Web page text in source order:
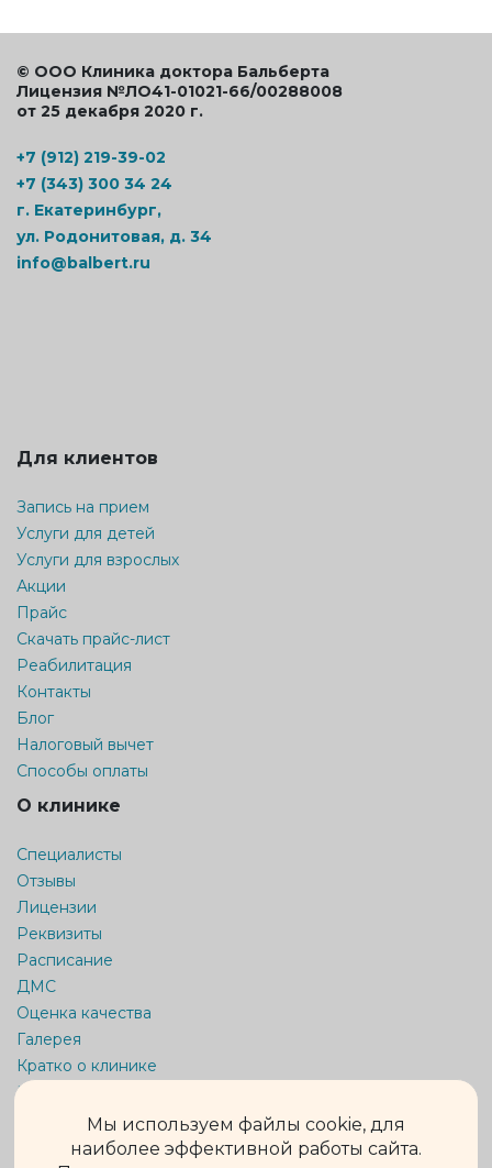
Мы используем файлы cookie, для
наиболее эффективной работы сайта.
© ООО Клиника доктора Бальберта
Лицензия №ЛО41-01021-66/00288008
от 25 декабря 2020 г.
+7 (912) 219-39-02
+7 (343) 300 34 24
г. Екатеринбург,
ул. Родонитовая, д. 34
info@balbert.ru
Для клиентов
Запись на прием
Услуги для детей
Услуги для взрослых
Акции
Прайс
Скачать прайс-лист
Реабилитация
Контакты
Блог
Налоговый вычет
Способы оплаты
О клинике
Специалисты
Отзывы
Лицензии
Реквизиты
Расписание
ДМС
Оценка качества
Галерея
Кратко о клинике
Карта сайта
Информация на сайте не является публичной офертой.
Обращаем Ваше внимание на то, что данный интернет-сайт